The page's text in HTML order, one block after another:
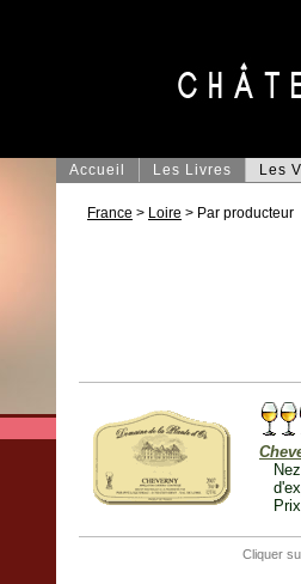
Accueil Les Livres Les
France > Loire > Par producteur
Cliquer